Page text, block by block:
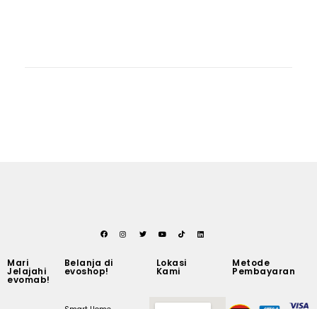
Mari
Jelajahi
evomab!
Belanja di
evoshop!
Lokasi
Kami
Metode
Pembayaran